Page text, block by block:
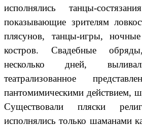
исполнялись танцы-
показывающие зрителям
плясунов, танцы-игры,
костров. Свадебные
несколько дней,
театрализованное
пантомимическими действием,
Существовали пляски
исполнялись только шаманами